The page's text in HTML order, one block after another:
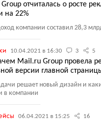
отчиталась о росте
на 22%
компании составил 28,3
10.04.2021 в 16:30 3 5
Mail.ru Group провела
версии главной
решает новый дизайн и
в компании
06.04.2021 в 15:25 16